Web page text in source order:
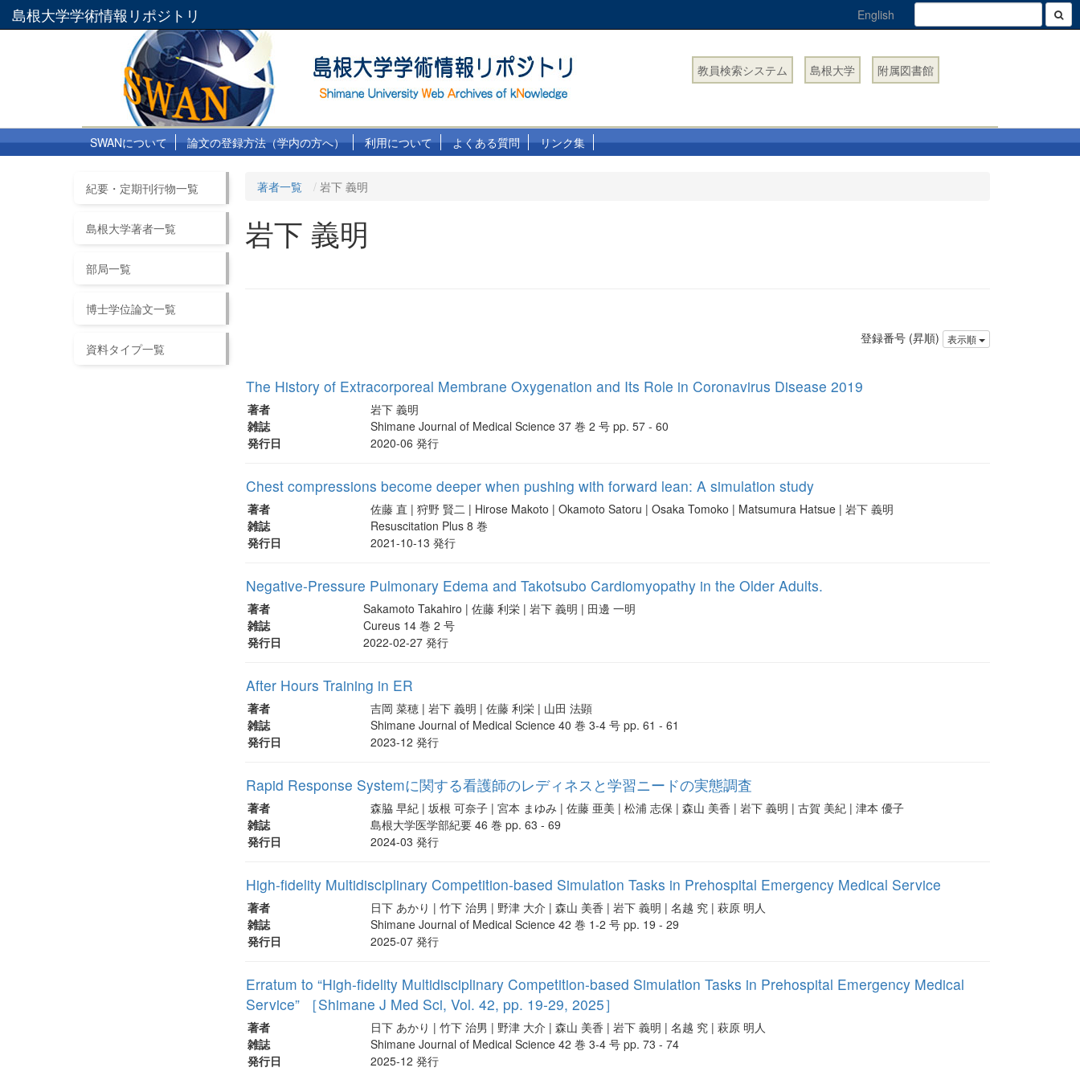
島根大学学術情報リポジトリ English
教員検索システム 島根大学 附属図書館
SWANについて 論文の登録方法（学内の方へ） 利用について よくある質問 リンク集
紀要・定期刊行物一覧
島根大学著者一覧
部局一覧
博士学位論文一覧
資料タイプ一覧
著者一覧 岩下 義明
岩下 義明
登録番号 (昇順) 表示順
The History of Extracorporeal Membrane Oxygenation and Its Role in Coronavirus Disease 2019
著者
岩下 義明
雑誌
Shimane Journal of Medical Science 37 巻 2 号 pp. 57 - 60
発行日
2020-06 発行
Chest compressions become deeper when pushing with forward lean: A simulation study
著者
佐藤 直 | 狩野 賢二 | Hirose Makoto | Okamoto Satoru | Osaka Tomoko | Matsumura Hatsue | 岩下 義明
雑誌
Resuscitation Plus 8 巻
発行日
2021-10-13 発行
Negative-Pressure Pulmonary Edema and Takotsubo Cardiomyopathy in the Older Adults.
著者
Sakamoto Takahiro | 佐藤 利栄 | 岩下 義明 | 田邊 一明
雑誌
Cureus 14 巻 2 号
発行日
2022-02-27 発行
After Hours Training in ER
著者
吉岡 菜穂 | 岩下 義明 | 佐藤 利栄 | 山田 法顕
雑誌
Shimane Journal of Medical Science 40 巻 3-4 号 pp. 61 - 61
発行日
2023-12 発行
Rapid Response Systemに関する看護師のレディネスと学習ニードの実態調査
著者
森脇 早紀 | 坂根 可奈子 | 宮本 まゆみ | 佐藤 亜美 | 松浦 志保 | 森山 美香 | 岩下 義明 | 古賀 美紀 | 津本 優子
雑誌
島根大学医学部紀要 46 巻 pp. 63 - 69
発行日
2024-03 発行
High-fidelity Multidisciplinary Competition-based Simulation Tasks in Prehospital Emergency Medical Service
著者
日下 あかり | 竹下 治男 | 野津 大介 | 森山 美香 | 岩下 義明 | 名越 究 | 萩原 明人
雑誌
Shimane Journal of Medical Science 42 巻 1-2 号 pp. 19 - 29
発行日
2025-07 発行
Erratum to “High-fidelity Multidisciplinary Competition-based Simulation Tasks in Prehospital Emergency Medical
Service” ［Shimane J Med Sci, Vol. 42, pp. 19-29, 2025］
著者
日下 あかり | 竹下 治男 | 野津 大介 | 森山 美香 | 岩下 義明 | 名越 究 | 萩原 明人
雑誌
Shimane Journal of Medical Science 42 巻 3-4 号 pp. 73 - 74
発行日
2025-12 発行